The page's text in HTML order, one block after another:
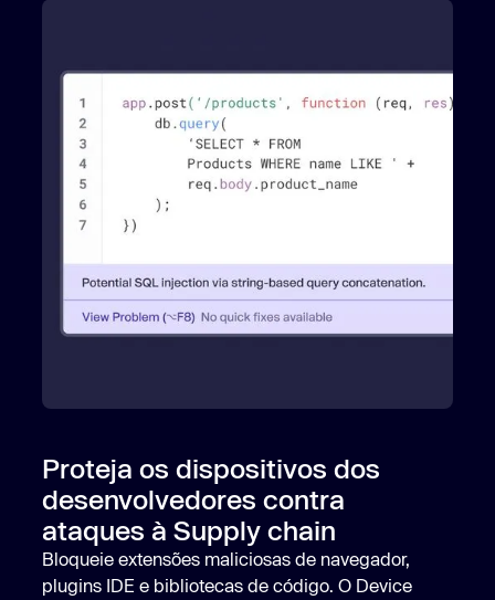
Proteja os dispositivos dos
desenvolvedores contra
ataques à Supply chain
Bloqueie extensões maliciosas de navegador,
plugins IDE e bibliotecas de código. O Device